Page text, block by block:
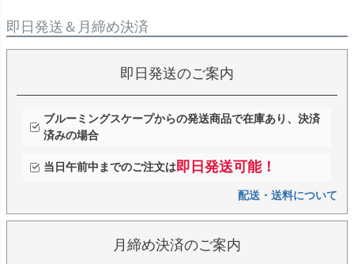
即日発送＆月締め決済
即日発送のご案内
ブルーミングスケープからの発送商品で在庫あり、決済
済みの場合
当日午前中までのご注文は即日発送可能！
配送・送料について
月締め決済のご案内